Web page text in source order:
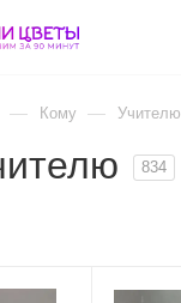
— Кому — Учителю
834